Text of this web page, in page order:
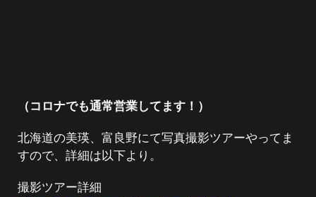
（コロナでも通常営業してます！）
北海道の美瑛、富良野にて写真撮影ツアーやってま
すので、詳細は以下より。
撮影ツアー詳細